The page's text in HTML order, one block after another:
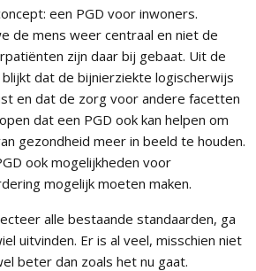
een PGD voor inwoners.
de mens weer centraal en niet de
zijn daar bij gebaat. Uit de
dat de bijnierziekte logischerwijs
en dat de zorg voor andere facetten
dat een PGD ook kan helpen om
gezondheid meer in beeld te houden.
ook mogelijkheden voor
mogelijk moeten maken.
alle bestaande standaarden, ga
uitvinden. Er is al veel, misschien niet
beter dan zoals het nu gaat.